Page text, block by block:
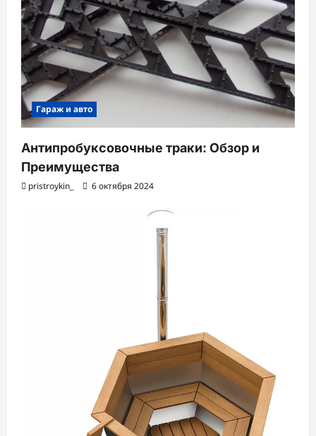
Гараж и авто
Антипробуксовочные траки: Обзор и
Преимущества
pristroykin_ 6 октября 2024